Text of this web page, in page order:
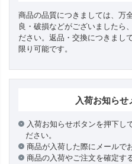
商品の品質につきましては、万
良・破損などがございましたら
ださい。返品・交換につきまし
限り可能です。
入荷お知らせ
入荷お知らせボタンを押下し
ださい。
商品が入荷した際にメールで
商品の入荷やご注文を確定す